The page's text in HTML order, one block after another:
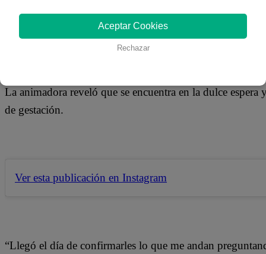
La argentina Natalia Otero no pudo ocultar más su
La animadora reveló que se encuentra en la dulce
de gestación.
Ver esta publicación en Instagram
“Llegó el día de confirmarles lo que me andan
Aceptar Cookies
Rechazar